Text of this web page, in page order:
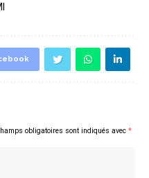
obligatoires sont indiqués avec *